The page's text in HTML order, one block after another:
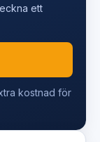
ett
kostnad för